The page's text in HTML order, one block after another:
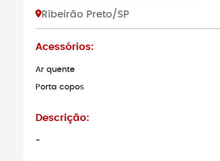
Ribeirão Preto/SP
Acessórios:
Ar quente
Porta copos
Descrição:
-